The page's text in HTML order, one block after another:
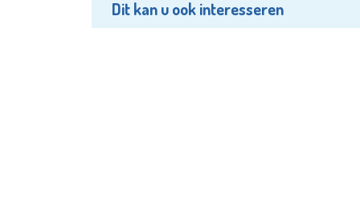
Dit kan u ook interesseren